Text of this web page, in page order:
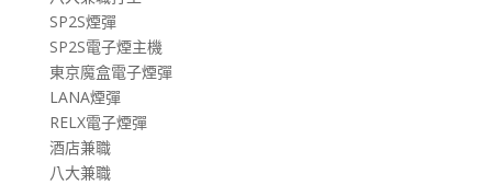
SP2S煙彈
SP2S電子煙主機
東京魔盒電子煙彈
LANA煙彈
RELX電子煙彈
酒店兼職
八大兼職